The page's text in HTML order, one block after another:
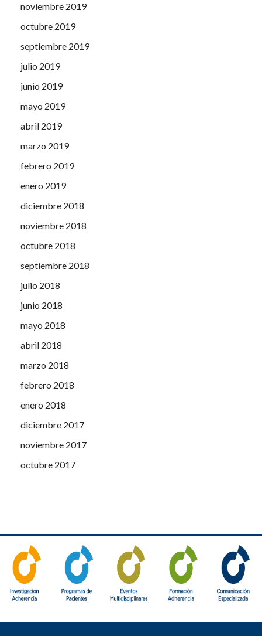
noviembre 2019
octubre 2019
septiembre 2019
julio 2019
junio 2019
mayo 2019
abril 2019
marzo 2019
febrero 2019
enero 2019
diciembre 2018
noviembre 2018
octubre 2018
septiembre 2018
julio 2018
junio 2018
mayo 2018
abril 2018
marzo 2018
febrero 2018
enero 2018
diciembre 2017
noviembre 2017
octubre 2017